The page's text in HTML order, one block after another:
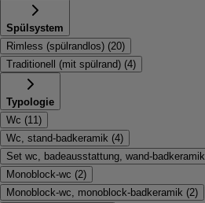
Spülsystem
Rimless (spülrandlos) (20)
Traditionell (mit spülrand) (4)
Typologie
Wc (11 )
Wc, stand-badkeramik (4)
Set wc, badeausstattung, wand-badkeramik
Monoblock-wc (2)
Monoblock-wc, monoblock-badkeramik (2)